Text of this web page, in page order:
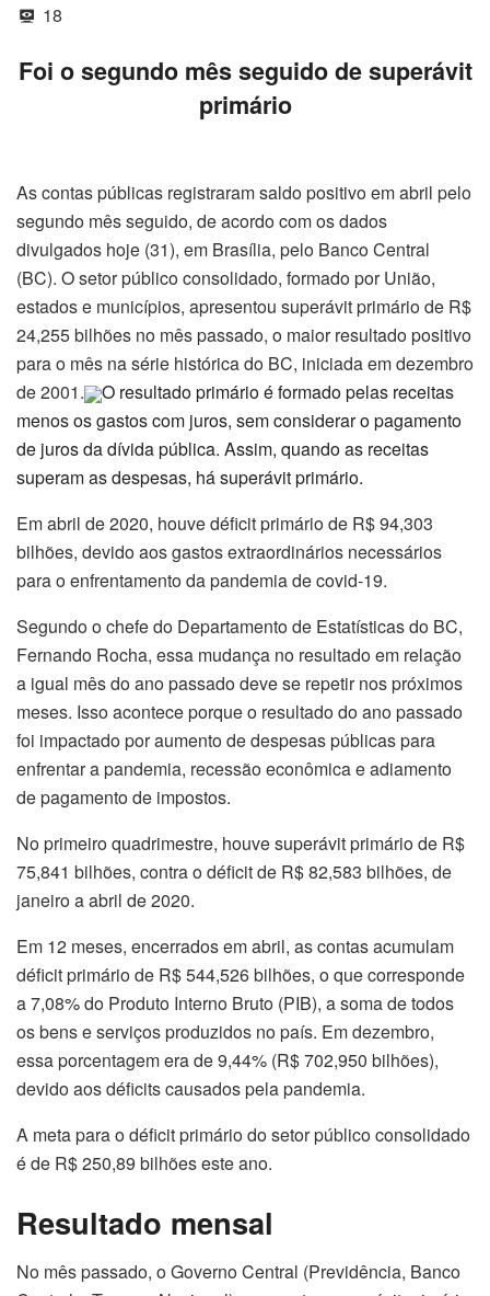
18
Foi o segundo mês seguido de superávit
primário
As contas públicas registraram saldo positivo em abril pelo
segundo mês seguido, de acordo com os dados
divulgados hoje (31), em Brasília, pelo Banco Central
(BC). O setor público consolidado, formado por União,
estados e municípios, apresentou superávit primário de R$
24,255 bilhões no mês passado, o maior resultado positivo
para o mês na série histórica do BC, iniciada em dezembro
de 2001.
O resultado primário é formado pelas receitas
menos os gastos com juros, sem considerar o pagamento
de juros da dívida pública. Assim, quando as receitas
superam as despesas, há superávit primário.
Em abril de 2020, houve déficit primário de R$ 94,303
bilhões, devido aos gastos extraordinários necessários
para o enfrentamento da pandemia de covid-19.
Segundo o chefe do Departamento de Estatísticas do BC,
Fernando Rocha, essa mudança no resultado em relação
a igual mês do ano passado deve se repetir nos próximos
meses. Isso acontece porque o resultado do ano passado
foi impactado por aumento de despesas públicas para
enfrentar a pandemia, recessão econômica e adiamento
de pagamento de impostos.
No primeiro quadrimestre, houve superávit primário de R$
75,841 bilhões, contra o déficit de R$ 82,583 bilhões, de
janeiro a abril de 2020.
Em 12 meses, encerrados em abril, as contas acumulam
déficit primário de R$ 544,526 bilhões, o que corresponde
a 7,08% do Produto Interno Bruto (PIB), a soma de todos
os bens e serviços produzidos no país. Em dezembro,
essa porcentagem era de 9,44% (R$ 702,950 bilhões),
devido aos déficits causados pela pandemia.
A meta para o déficit primário do setor público consolidado
é de R$ 250,89 bilhões este ano.
Resultado mensal
No mês passado, o Governo Central (Previdência, Banco